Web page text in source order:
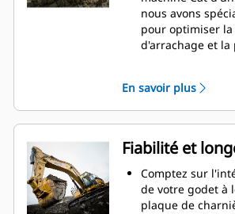
nous avons
pour optimiser
d'arrachage et la
double améliore
matières dans le
dégagement de
garantit que le
frotte pas, ce qui
d'entretien.
La
maximale lors de
En savoir plus
Fiabilité et
Comptez sur
de votre godet à
plaque de